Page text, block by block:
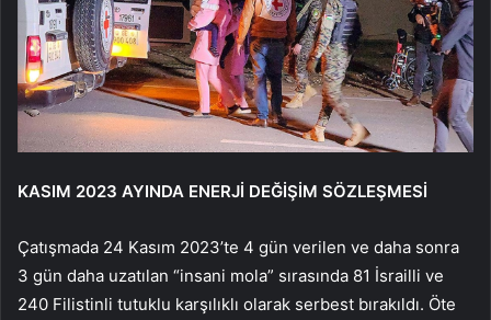
KASIM 2023 AYINDA ENERJİ DEĞİŞİM SÖZLEŞMESİ
Çatışmada 24 Kasım 2023’te 4 gün verilen ve daha sonra
3 gün daha uzatılan “insani mola” sırasında 81 İsrailli ve
240 Filistinli tutuklu karşılıklı olarak serbest bırakıldı. Öte